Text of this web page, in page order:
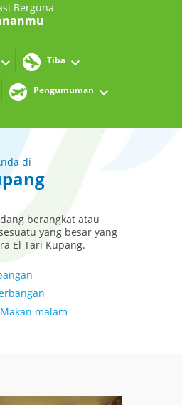
Berguna
Tiba
Pengumuman
di
berangkat atau
yang besar yang
El Tari Kupang.
malam